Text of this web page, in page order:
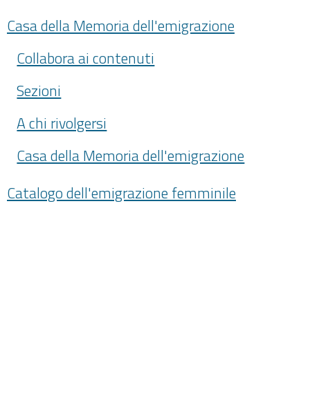
Casa della Memoria dell'emigrazione
Collabora ai contenuti
Sezioni
A chi rivolgersi
Casa della Memoria dell'emigrazione
Catalogo dell'emigrazione femminile